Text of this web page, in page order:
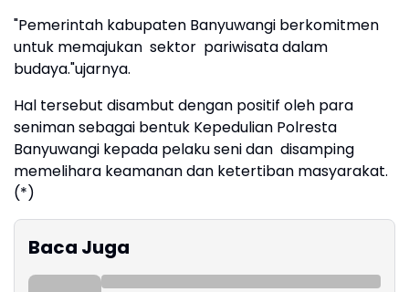
"Pemerintah kabupaten Banyuwangi berkomitmen
untuk memajukan sektor pariwisata dalam
budaya."ujarnya.
Hal tersebut disambut dengan positif oleh para
seniman sebagai bentuk Kepedulian Polresta
Banyuwangi kepada pelaku seni dan disamping
memelihara keamanan dan ketertiban masyarakat.
(*)
Baca Juga